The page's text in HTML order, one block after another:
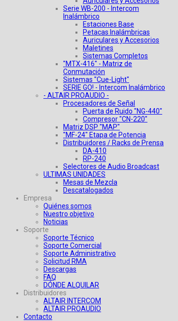
Serie WB-200 - Intercom
Inalámbrico
Estaciones Base
Petacas Inalámbricas
Auriculares y Accesorios
Maletines
Sistemas Completos
"MTX-416" - Matriz de
Conmutación
Sistemas "Cue-Light"
SERIE GO! - Intercom Inalámbrico
- ALTAIR PROAUDIO -
Procesadores de Señal
Puerta de Ruido "NG-440"
Compresor "CN-220"
Matriz DSP "MAP"
"MF-24" Etapa de Potencia
Distribuidores / Racks de Prensa
DA-410
RP-240
Selectores de Audio Broadcast
ULTIMAS UNIDADES
Mesas de Mezcla
Descatalogados
Empresa
Quiénes somos
Nuestro objetivo
Noticias
Soporte
Soporte Técnico
Soporte Comercial
Soporte Administrativo
Solicitud RMA
Descargas
FAQ
DÓNDE ALQUILAR
Distribuidores
ALTAIR INTERCOM
ALTAIR PROAUDIO
Contacto